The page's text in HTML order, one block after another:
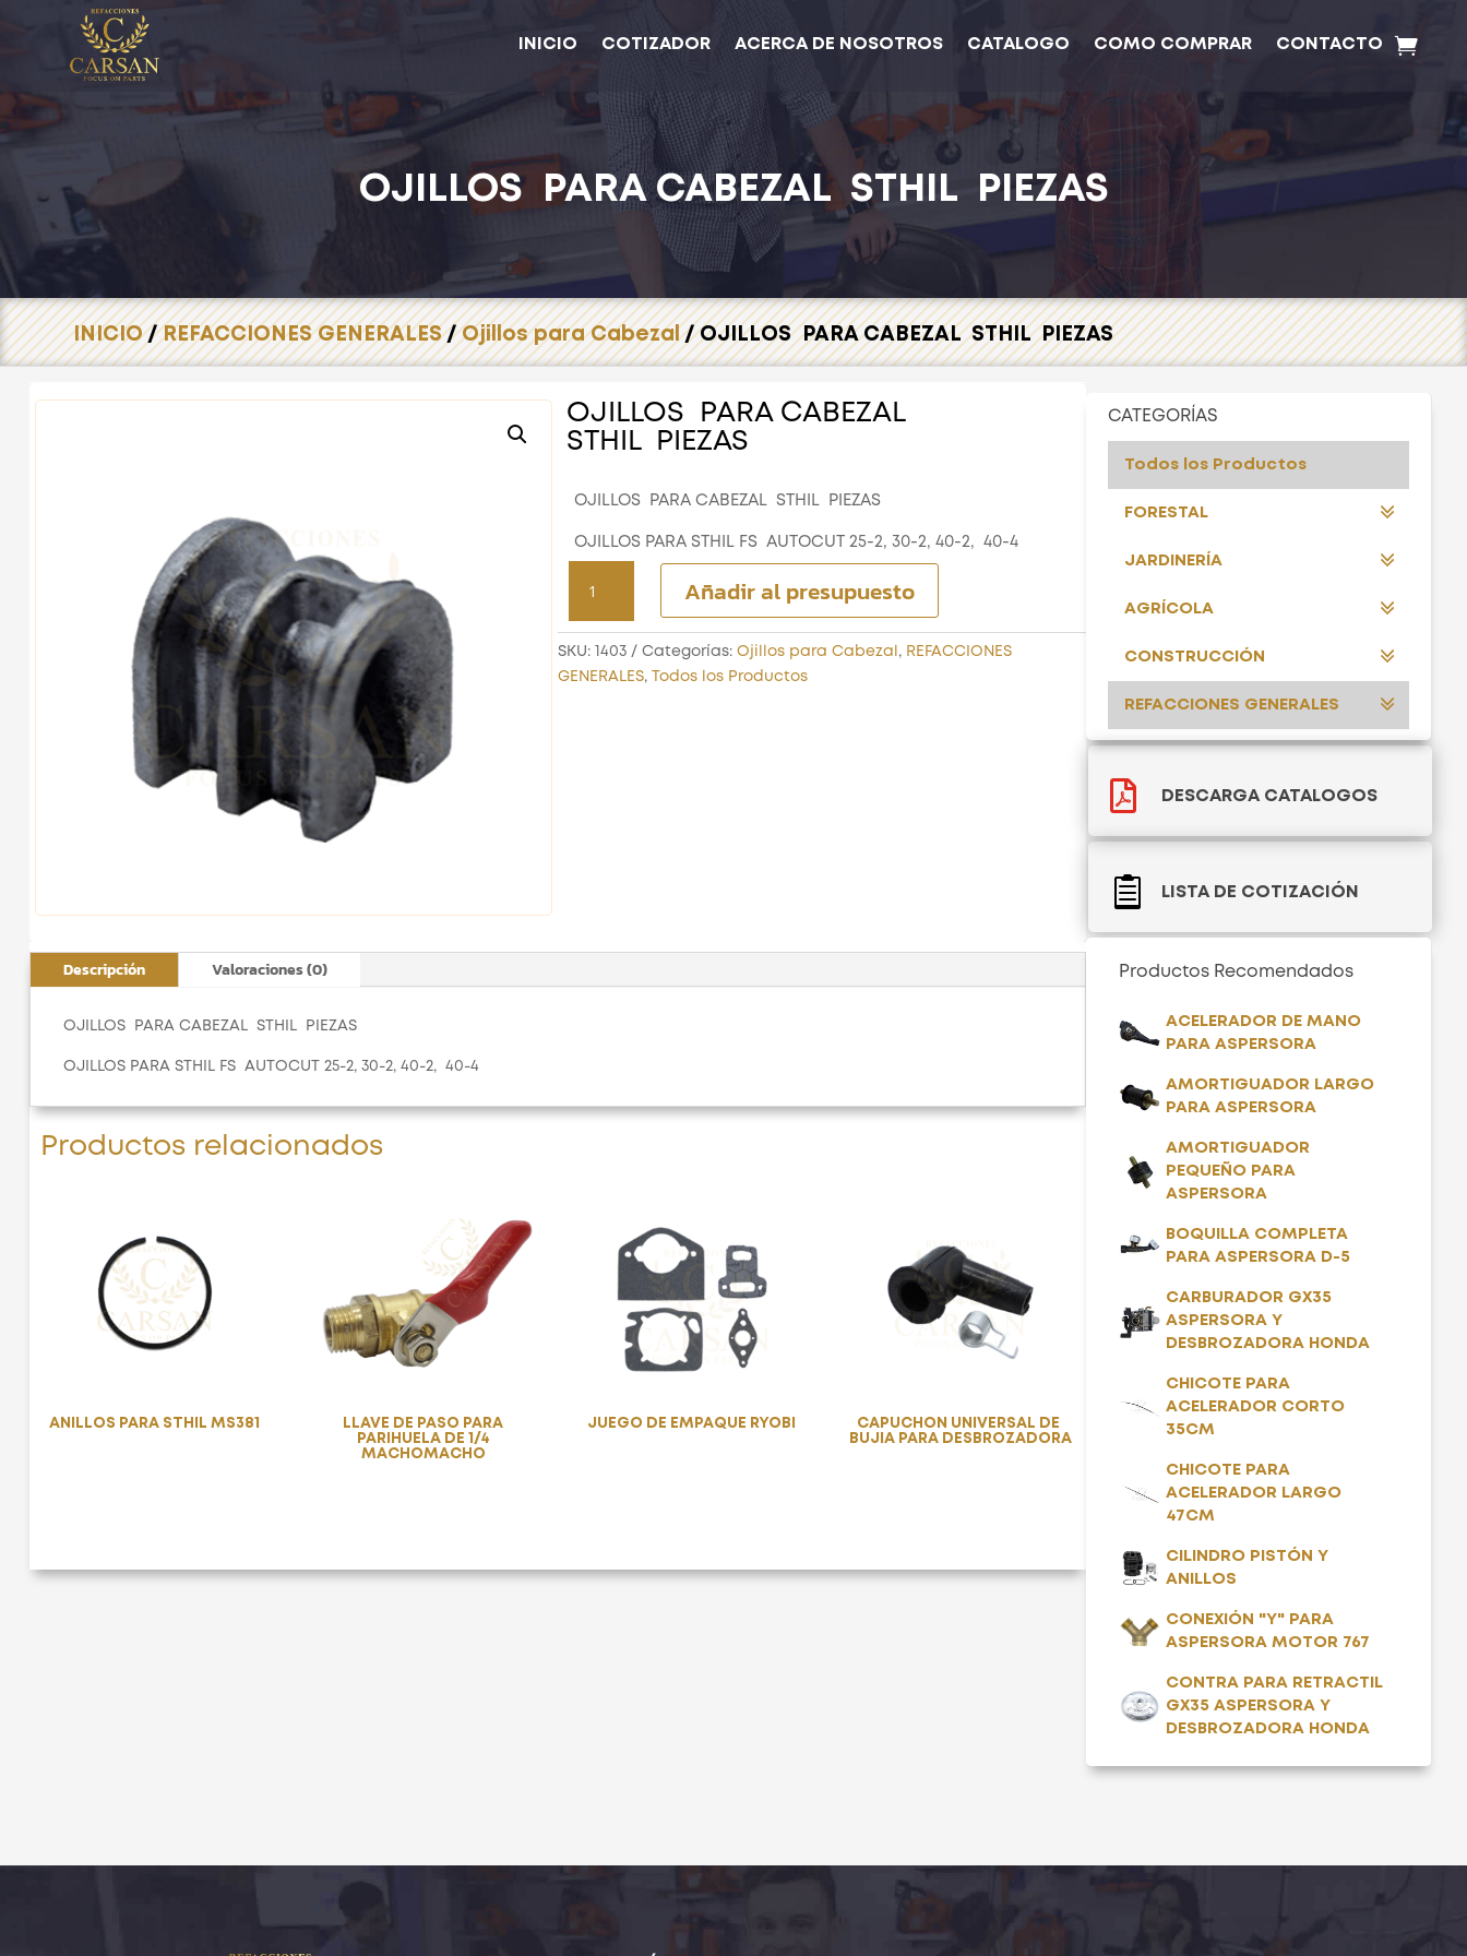
INICIO COTIZADOR ACERCA DE NOSOTROS CATALOGO COMO COMPRAR CONTACTO
OJILLOS PARA CABEZAL STHIL PIEZAS
INICIO/REFACCIONES GENERALES/Ojillos para Cabezal/ OJILLOS PARA CABEZAL STHIL PIEZAS
OJILLOS PARA CABEZAL
STHIL PIEZAS
OJILLOS PARA CABEZAL STHIL PIEZAS
OJILLOS PARA STHIL FS AUTOCUT 25-2, 30-2, 40-2, 40-4
OJILLOS PARA CABEZAL
STHIL PIEZAS
cantidad
Añadir al presupuesto
SKU: 1403 Categorías: Ojillos para Cabezal , REFACCIONES
GENERALES, Todos los Productos
Descripción Valoraciones (0)
OJILLOS PARA CABEZAL STHIL PIEZAS
OJILLOS PARA STHIL FS AUTOCUT 25-2, 30-2, 40-2, 40-4
Productos relacionados
ANILLOS PARA STHIL MS381
LLAVE DE PASO PARA
PARIHUELA DE 1/4
MACHOMACHO
JUEGO DE EMPAQUE RYOBI
CAPUCHON UNIVERSAL DE
BUJIA PARA DESBROZADORA
CATEGORÍAS
Todos los Productos
FORESTAL
JARDINERÍA
AGRÍCOLA
CONSTRUCCIÓN
REFACCIONES GENERALES
 DESCARGA CATALOGOS
 LISTA DE COTIZACIÓN
Productos Recomendados
ACELERADOR DE MANO
PARA ASPERSORA
AMORTIGUADOR LARGO
PARA ASPERSORA
AMORTIGUADOR
PEQUEÑO PARA
ASPERSORA
BOQUILLA COMPLETA
PARA ASPERSORA D-5
CARBURADOR GX35
ASPERSORA Y
DESBROZADORA HONDA
CHICOTE PARA
ACELERADOR CORTO
35CM
CHICOTE PARA
ACELERADOR LARGO
47CM
CILINDRO PISTÓN Y
ANILLOS
CONEXIÓN "Y" PARA
ASPERSORA MOTOR 767
CONTRA PARA RETRACTIL
GX35 ASPERSORA Y
DESBROZADORA HONDA